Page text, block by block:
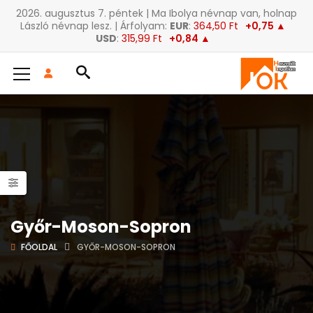
2026. augusztus 7. péntek | Ma Ibolya névnap van, holnap
László névnap lesz. | Árfolyam: EUR: 364,50 Ft +0,75 ▲
USD: 315,99 Ft +0,84 ▲
Győr-Moson-Sopron
FŐOLDAL GYŐR-MOSON-SOPRON